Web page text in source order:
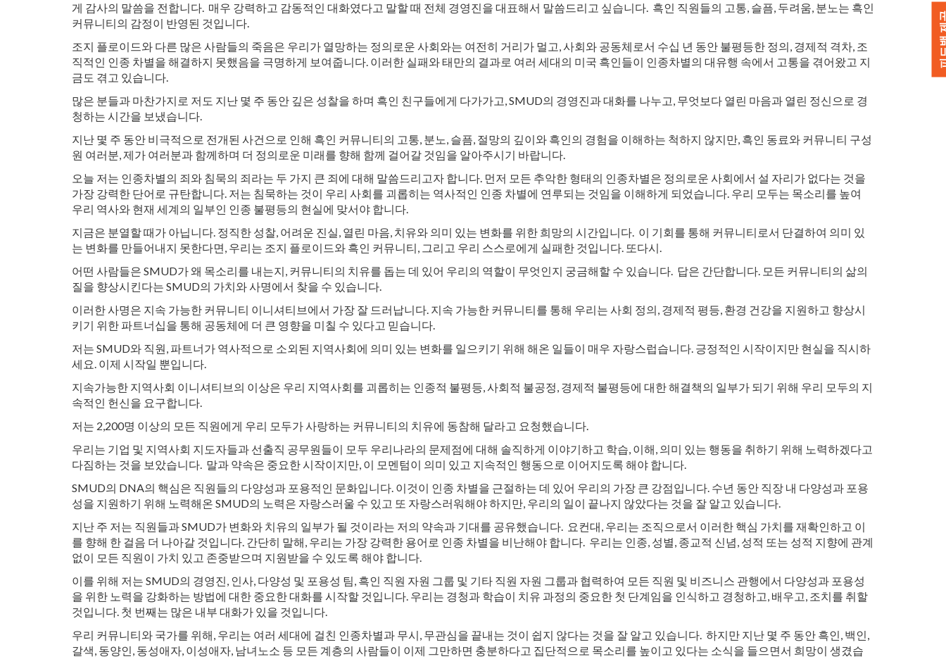
게 감사의 말씀을 전합니다. 매우 강력하고 감동적인 대화였다고 말할 때 전체 경영진을 대표해서 말씀드리고 싶습니다. 흑인 직원들의 고통, 슬픔, 두려움, 분노는 흑인
커뮤니티의 감정이 반영된 것입니다.
조지 플로이드와 다른 많은 사람들의 죽음은 우리가 열망하는 정의로운 사회와는 여전히 거리가 멀고, 사회와 공동체로서 수십 년 동안 불평등한 정의, 경제적 격차, 조
직적인 인종 차별을 해결하지 못했음을 극명하게 보여줍니다. 이러한 실패와 태만의 결과로 여러 세대의 미국 흑인들이 인종차별의 대유행 속에서 고통을 겪어왔고 지
금도 겪고 있습니다.
많은 분들과 마찬가지로 저도 지난 몇 주 동안 깊은 성찰을 하며 흑인 친구들에게 다가가고, SMUD의 경영진과 대화를 나누고, 무엇보다 열린 마음과 열린 정신으로 경
청하는 시간을 보냈습니다.
지난 몇 주 동안 비극적으로 전개된 사건으로 인해 흑인 커뮤니티의 고통, 분노, 슬픔, 절망의 깊이와 흑인의 경험을 이해하는 척하지 않지만, 흑인 동료와 커뮤니티 구성
원 여러분, 제가 여러분과 함께하며 더 정의로운 미래를 향해 함께 걸어갈 것임을 알아주시기 바랍니다.
오늘 저는 인종차별의 죄와 침묵의 죄라는 두 가지 큰 죄에 대해 말씀드리고자 합니다. 먼저 모든 추악한 형태의 인종차별은 정의로운 사회에서 설 자리가 없다는 것을
가장 강력한 단어로 규탄합니다. 저는 침묵하는 것이 우리 사회를 괴롭히는 역사적인 인종 차별에 연루되는 것임을 이해하게 되었습니다. 우리 모두는 목소리를 높여
우리 역사와 현재 세계의 일부인 인종 불평등의 현실에 맞서야 합니다.
지금은 분열할 때가 아닙니다. 정직한 성찰, 어려운 진실, 열린 마음, 치유와 의미 있는 변화를 위한 희망의 시간입니다. 이 기회를 통해 커뮤니티로서 단결하여 의미 있
는 변화를 만들어내지 못한다면, 우리는 조지 플로이드와 흑인 커뮤니티, 그리고 우리 스스로에게 실패한 것입니다. 또다시.
어떤 사람들은 SMUD가 왜 목소리를 내는지, 커뮤니티의 치유를 돕는 데 있어 우리의 역할이 무엇인지 궁금해할 수 있습니다. 답은 간단합니다. 모든 커뮤니티의 삶의
질을 향상시킨다는 SMUD의 가치와 사명에서 찾을 수 있습니다.
이러한 사명은 지속 가능한 커뮤니티 이니셔티브에서 가장 잘 드러납니다. 지속 가능한 커뮤니티를 통해 우리는 사회 정의, 경제적 평등, 환경 건강을 지원하고 향상시
키기 위한 파트너십을 통해 공동체에 더 큰 영향을 미칠 수 있다고 믿습니다.
저는 SMUD와 직원, 파트너가 역사적으로 소외된 지역사회에 의미 있는 변화를 일으키기 위해 해온 일들이 매우 자랑스럽습니다. 긍정적인 시작이지만 현실을 직시하
세요. 이제 시작일 뿐입니다.
지속가능한 지역사회 이니셔티브의 이상은 우리 지역사회를 괴롭히는 인종적 불평등, 사회적 불공정, 경제적 불평등에 대한 해결책의 일부가 되기 위해 우리 모두의 지
속적인 헌신을 요구합니다.
저는 2,200명 이상의 모든 직원에게 우리 모두가 사랑하는 커뮤니티의 치유에 동참해 달라고 요청했습니다.
우리는 기업 및 지역사회 지도자들과 선출직 공무원들이 모두 우리나라의 문제점에 대해 솔직하게 이야기하고 학습, 이해, 의미 있는 행동을 취하기 위해 노력하겠다고
다짐하는 것을 보았습니다. 말과 약속은 중요한 시작이지만, 이 모멘텀이 의미 있고 지속적인 행동으로 이어지도록 해야 합니다.
SMUD의 DNA의 핵심은 직원들의 다양성과 포용적인 문화입니다. 이것이 인종 차별을 근절하는 데 있어 우리의 가장 큰 강점입니다. 수년 동안 직장 내 다양성과 포용
성을 지원하기 위해 노력해온 SMUD의 노력은 자랑스러울 수 있고 또 자랑스러워해야 하지만, 우리의 일이 끝나지 않았다는 것을 잘 알고 있습니다.
지난 주 저는 직원들과 SMUD가 변화와 치유의 일부가 될 것이라는 저의 약속과 기대를 공유했습니다. 요컨대, 우리는 조직으로서 이러한 핵심 가치를 재확인하고 이
를 향해 한 걸음 더 나아갈 것입니다. 간단히 말해, 우리는 가장 강력한 용어로 인종 차별을 비난해야 합니다. 우리는 인종, 성별, 종교적 신념, 성적 또는 성적 지향에 관계
없이 모든 직원이 가치 있고 존중받으며 지원받을 수 있도록 해야 합니다.
이를 위해 저는 SMUD의 경영진, 인사, 다양성 및 포용성 팀, 흑인 직원 자원 그룹 및 기타 직원 자원 그룹과 협력하여 모든 직원 및 비즈니스 관행에서 다양성과 포용성
을 위한 노력을 강화하는 방법에 대한 중요한 대화를 시작할 것입니다. 우리는 경청과 학습이 치유 과정의 중요한 첫 단계임을 인식하고 경청하고, 배우고, 조치를 취할
것입니다. 첫 번째는 많은 내부 대화가 있을 것입니다.
우리 커뮤니티와 국가를 위해, 우리는 여러 세대에 걸친 인종차별과 무시, 무관심을 끝내는 것이 쉽지 않다는 것을 잘 알고 있습니다. 하지만 지난 몇 주 동안 흑인, 백인,
갈색, 동양인, 동성애자, 이성애자, 남녀노소 등 모든 계층의 사람들이 이제 그만하면 충분하다고 집단적으로 목소리를 높이고 있다는 소식을 들으면서 희망이 생겼습
피